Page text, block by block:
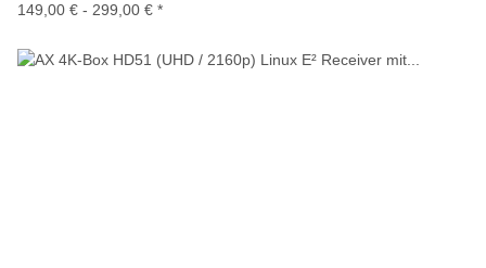
149,00 € - 299,00 € *